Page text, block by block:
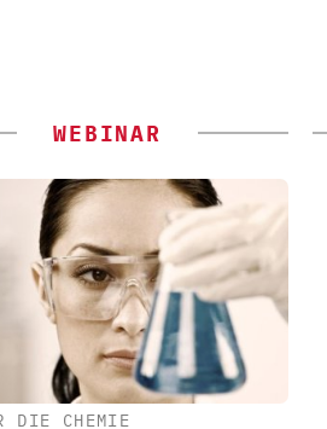
WEBINAR
DIE CHEMIE
FETTE COMPACTING GMBH